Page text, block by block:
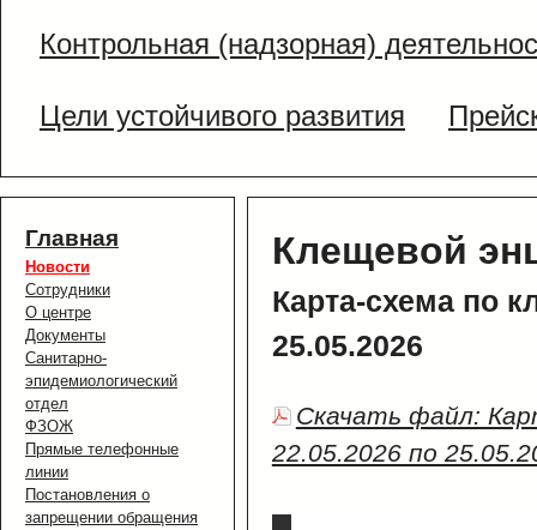
Контрольная (надзорная)
Цели устойчивого развития
Главная
Новости
Сотрудники
О центре
Документы
Санитарно-
эпидемиологический
отдел
ФЗОЖ
Прямые телефонные
линии
Постановления о
запрещении обращения
Клещевой
Карта-схема по
25.05.2026
Скачать файл:
22.05.2026 по